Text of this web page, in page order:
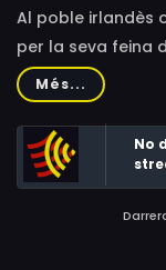
Al poble irlandès
per la seva feina
seus poders
cantant en
deixat una
interpel·lada per
Més...
No